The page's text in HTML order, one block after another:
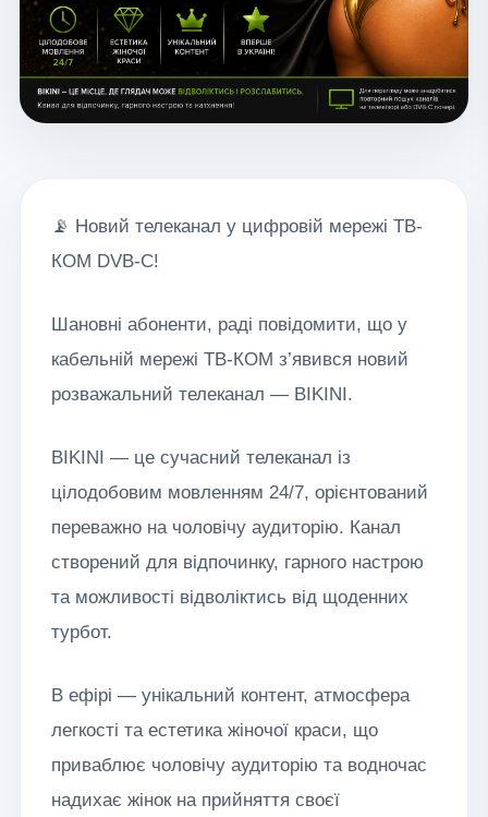
📡 Новий телеканал у цифровій мережі ТВ-
КОМ DVB-C!
Шановні абоненти, раді повідомити, що у
кабельній мережі ТВ-КОМ з’явився новий
розважальний телеканал — BIKINI.
BIKINI — це сучасний телеканал із
цілодобовим мовленням 24/7, орієнтований
переважно на чоловічу аудиторію. Канал
створений для відпочинку, гарного настрою
та можливості відволіктись від щоденних
турбот.
В ефірі — унікальний контент, атмосфера
легкості та естетика жіночої краси, що
приваблює чоловічу аудиторію та водночас
надихає жінок на прийняття своєї